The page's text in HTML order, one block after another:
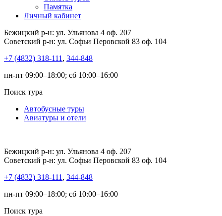
Памятка
Личный кабинет
Бежицкий р-н: ул. Ульянова 4 оф. 207
Советский р-н: ул. Софьи Перовской 83 оф. 104
+7 (4832) 318-111 , 344-848
пн-пт 09:00–18:00; сб 10:00–16:00
Поиск тура
Автобусные туры
Авиатуры и отели
Бежицкий р-н: ул. Ульянова 4 оф. 207
Советский р-н: ул. Софьи Перовской 83 оф. 104
+7 (4832) 318-111 , 344-848
пн-пт 09:00–18:00; сб 10:00–16:00
Поиск тура